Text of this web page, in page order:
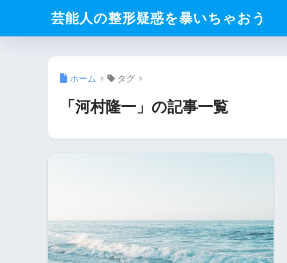
芸能人の整形疑惑を暴いちゃおう
ホーム タグ
「河村隆一」の記事一覧